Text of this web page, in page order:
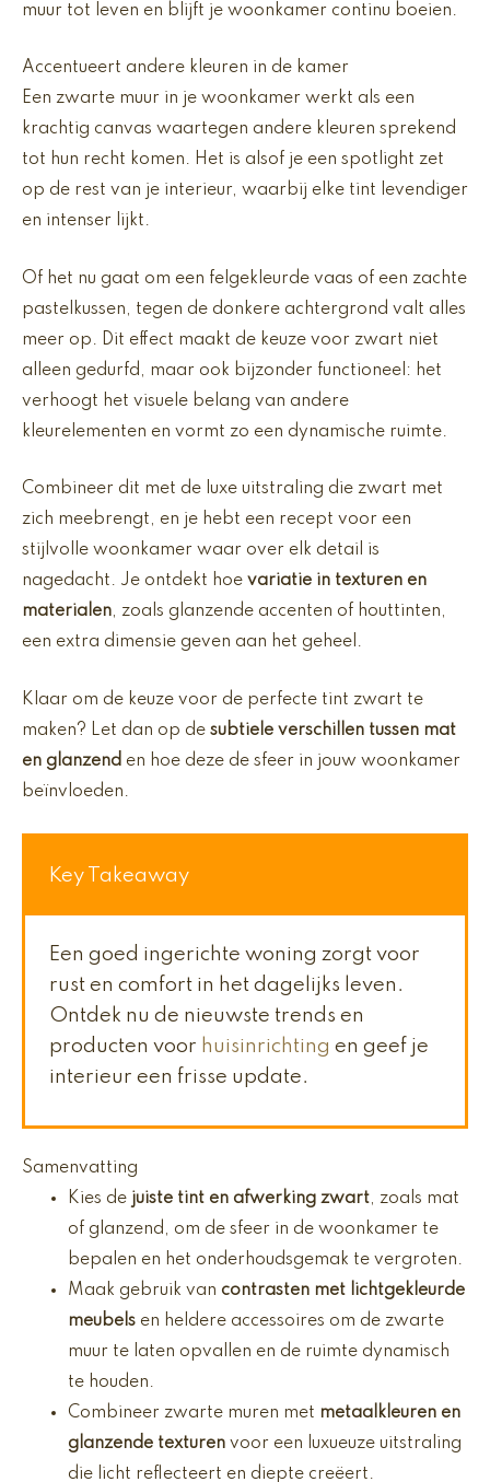
muur tot leven en blijft je woonkamer continu boeien.
Accentueert andere kleuren in de kamer
Een zwarte muur in je woonkamer werkt als een
krachtig canvas waartegen andere kleuren sprekend
tot hun recht komen. Het is alsof je een spotlight zet
op de rest van je interieur, waarbij elke tint levendiger
en intenser lijkt.
Of het nu gaat om een felgekleurde vaas of een zachte
pastelkussen, tegen de donkere achtergrond valt alles
meer op. Dit effect maakt de keuze voor zwart niet
alleen gedurfd, maar ook bijzonder functioneel: het
verhoogt het visuele belang van andere
kleurelementen en vormt zo een dynamische ruimte.
Combineer dit met de luxe uitstraling die zwart met
zich meebrengt, en je hebt een recept voor een
stijlvolle woonkamer waar over elk detail is
nagedacht. Je ontdekt hoe variatie in texturen en
materialen, zoals glanzende accenten of houttinten,
een extra dimensie geven aan het geheel.
Klaar om de keuze voor de perfecte tint zwart te
maken? Let dan op de subtiele verschillen tussen mat
en glanzend en hoe deze de sfeer in jouw woonkamer
beïnvloeden.
Key Takeaway
Een goed ingerichte woning zorgt voor
rust en comfort in het dagelijks leven.
Ontdek nu de nieuwste trends en
producten voor huisinrichting en geef je
interieur een frisse update.
Samenvatting
Kies de juiste tint en afwerking zwart, zoals mat
of glanzend, om de sfeer in de woonkamer te
bepalen en het onderhoudsgemak te vergroten.
Maak gebruik van contrasten met lichtgekleurde
meubels en heldere accessoires om de zwarte
muur te laten opvallen en de ruimte dynamisch
te houden.
Combineer zwarte muren met metaalkleuren en
glanzende texturen voor een luxueuze uitstraling
die licht reflecteert en diepte creëert.